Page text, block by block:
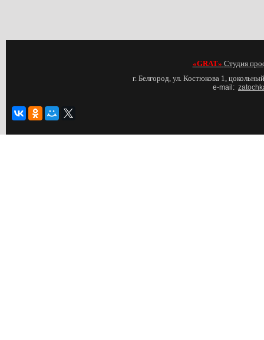
«GRAT» Студия
г. Белгород, ул. Костюкова 1,
e-mail: